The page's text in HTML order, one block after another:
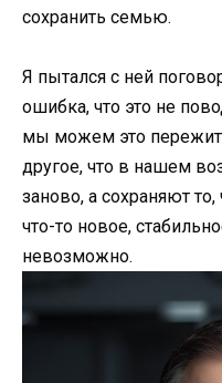
сохранить семью.
Я пытался с ней
ошибка, что это не
мы можем это
другое, что в нашем
заново, а сохраняют то,
что-то новое,
невозможно.